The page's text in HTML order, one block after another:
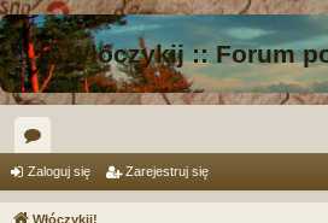
Włóczykij :: Forum
or
a
Zaloguj się Zarejestruj się
Włóczykij!